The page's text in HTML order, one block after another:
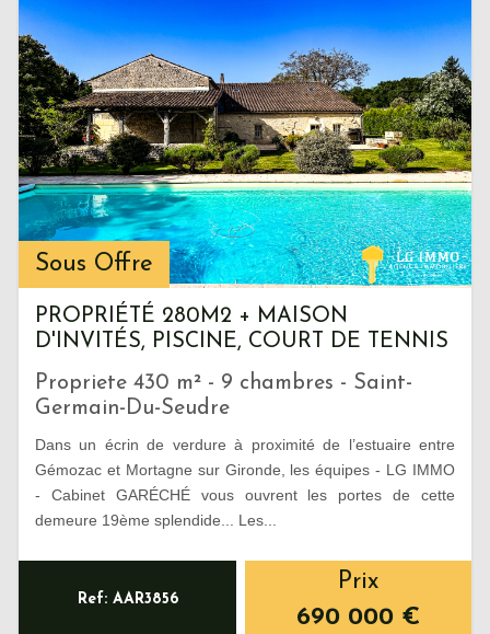
Sous Offre
PROPRIÉTÉ 280M2 + MAISON
D'INVITÉS, PISCINE, COURT DE TENNIS
Propriete 430 m² - 9 chambres - Saint-
Germain-Du-Seudre
Dans un écrin de verdure à proximité de l’estuaire entre
Gémozac et Mortagne sur Gironde, les équipes - LG IMMO
- Cabinet GARÉCHÉ vous ouvrent les portes de cette
demeure 19ème splendide... Les...
Ref: AAR3856
Prix
690 000 €